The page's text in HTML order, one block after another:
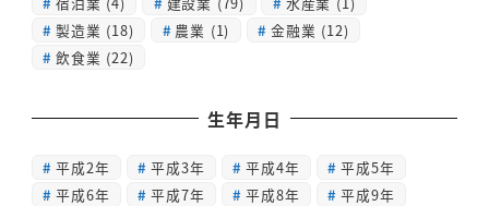
製造業 (18) 農業 (1) 金融業 (12)
飲食業 (22)
生年月日
平成2年 平成3年 平成4年
平成5年
平成6年
平成7年 平成8年
平成9年